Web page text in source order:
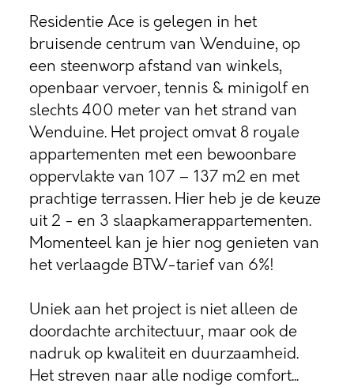
Residentie Ace is gelegen in het
bruisende centrum van Wenduine, op
een steenworp afstand van winkels,
openbaar vervoer, tennis & minigolf en
slechts 400 meter van het strand van
Wenduine. Het project omvat 8 royale
appartementen met een bewoonbare
oppervlakte van 107 – 137 m2 en met
prachtige terrassen. Hier heb je de keuze
uit 2 - en 3 slaapkamerappartementen.
Momenteel kan je hier nog genieten van
het verlaagde BTW-tarief van 6%!
Uniek aan het project is niet alleen de
doordachte architectuur, maar ook de
nadruk op kwaliteit en duurzaamheid.
Het streven naar alle nodige comfort...